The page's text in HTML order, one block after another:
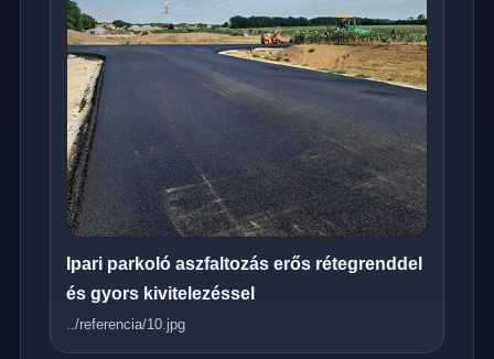
Ipari parkoló aszfaltozás erős rétegrenddel
és gyors kivitelezéssel
../referencia/10.jpg